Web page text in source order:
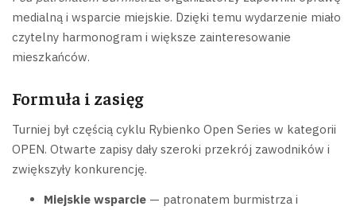
medialną i wsparcie miejskie. Dzięki temu wydarzenie miało
czytelny harmonogram i większe zainteresowanie
mieszkańców.
Formuła i zasięg
Turniej był częścią cyklu Rybienko Open Series w kategorii
OPEN. Otwarte zapisy dały szeroki przekrój zawodników i
zwiększyły konkurencję.
Miejskie wsparcie — patronatem burmistrza i